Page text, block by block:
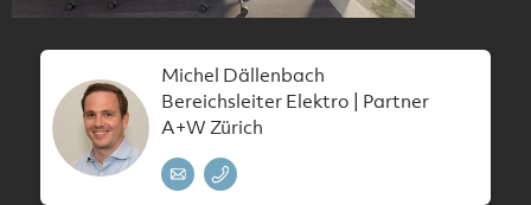
Michel Dällenbach
Bereichsleiter Elektro | Partner
A+W Zürich